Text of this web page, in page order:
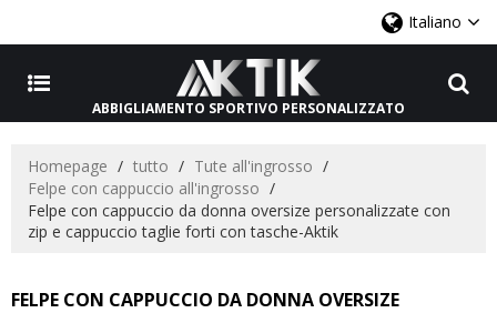
Italiano
ABBIGLIAMENTO SPORTIVO PERSONALIZZATO
Homepage / tutto / Tute all'ingrosso /
Felpe con cappuccio all'ingrosso /
Felpe con cappuccio da donna oversize personalizzate con
zip e cappuccio taglie forti con tasche-Aktik
FELPE CON CAPPUCCIO DA DONNA OVERSIZE